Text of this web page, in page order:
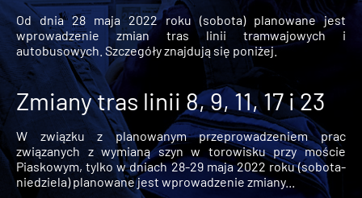
Od dnia 28 maja 2022 roku (sobota) planowane jest
wprowadzenie zmian tras linii tramwajowych i
autobusowych. Szczegóły znajdują się poniżej.
Zmiany tras linii 8, 9, 11, 17 i 23
W związku z planowanym przeprowadzeniem prac
związanych z wymianą szyn w torowisku przy moście
Piaskowym, tylko w dniach 28-29 maja 2022 roku (sobota-
niedziela) planowane jest wprowadzenie zmiany...